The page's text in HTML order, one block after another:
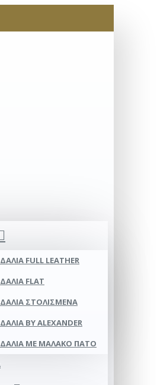
FULL LEATHER
FLAT
ΣΤΟΛΙΣΜΈΝΑ
BY ALEXANDER
ΜΕ ΜΑΛΑΚΌ ΠΆΤΟ